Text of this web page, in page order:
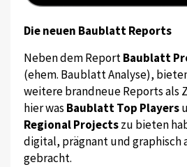
Die neuen Baublatt Reports
Neben dem ReportBaublatt
(ehem. Baublatt Analyse),
weitere brandneue Reports als
hier was Baublatt Top Players
Regional Projectszu bieten
digital, prägnant und graphisch
gebracht.